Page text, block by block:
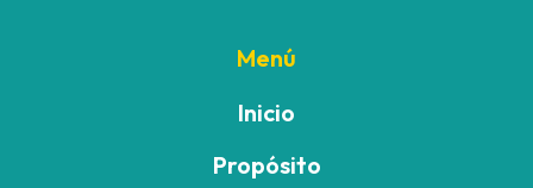
Menú
Inicio
Propósito